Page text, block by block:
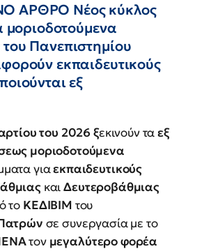
ΑΡΘΡΟ Νέος κύκλος
μοριοδοτούμενα
Πανεπιστημίου
εκπαιδευτικούς
εξ
του 2026 ξεκινούν ταεξ
μοριοδοτούμενα
γιαεκπαιδευτικούς
καιΔευτεροβάθμιας
το ΚΕΔΙΒΙΜ του
σε συνεργασία με το
τον μεγαλύτερο φορέα